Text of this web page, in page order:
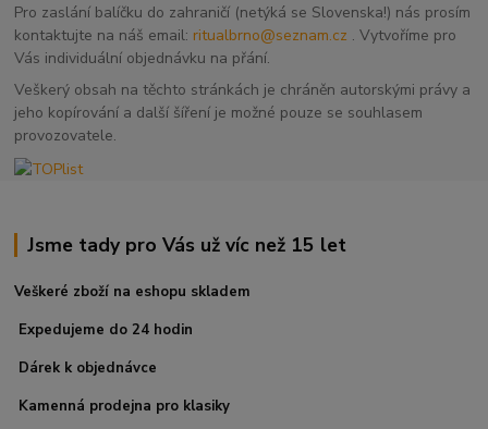
Pro zaslání balíčku do zahraničí (netýká se Slovenska!) nás prosím
kontaktujte na náš email: ritualbrno@seznam.cz . Vytvoříme pro
Vás individuální objednávku na přání.
Veškerý obsah na těchto stránkách je chráněn autorskými právy a
jeho kopírování a další šíření je možné pouze se souhlasem
provozovatele.
Jsme tady pro Vás už víc než 15 let
Veškeré zboží na eshopu skladem
Expedujeme do 24 hodin
Dárek k objednávce
Kamenná prodejna pro klasiky